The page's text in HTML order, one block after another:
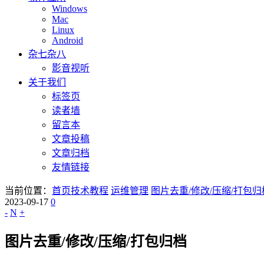
Windows
Mac
Linux
Android
杂七杂八
影音视听
关于我们
标签页
读者墙
留言本
文章投稿
文章归档
友情链接
当前位置： 首页技术教程 运维管理 图片去重/修改/压缩/打包归
2023-09-17 0
- N +
图片去重/修改/压缩/打包归档